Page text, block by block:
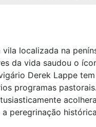
vila localizada na
da vida saudou o
Derek Lappe
programas
peregrinação